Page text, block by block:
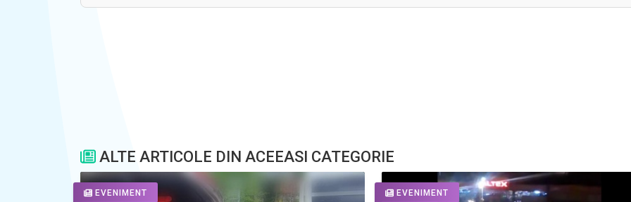
ALTE ARTICOLE DIN ACEEASI CATEGORIE
EVENIMENT EVENIMENT